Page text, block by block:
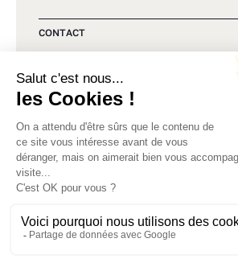
CONTACT
Commençons par un premier
échange
Gestion des cookiesPlan du site